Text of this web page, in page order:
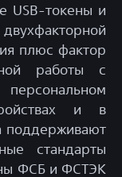
USB-токены и
плюс фактор
работы с
и в
поддерживают
стандарты
ФСБ и ФСТЭК